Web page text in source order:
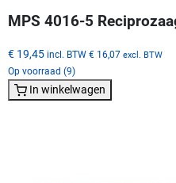
MPS 4016-5
€ 19,45 incl. BTW € 16,07 excl. BTW
Op voorraad (9)
In winkelwagen